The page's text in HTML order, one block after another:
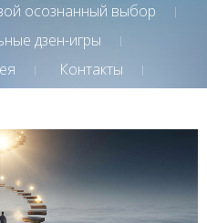
осознанный выбор
дзен-игры
Контакты